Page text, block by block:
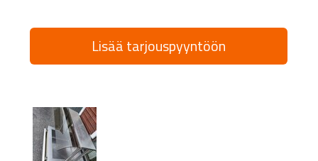
Lisää tarjouspyyntöön